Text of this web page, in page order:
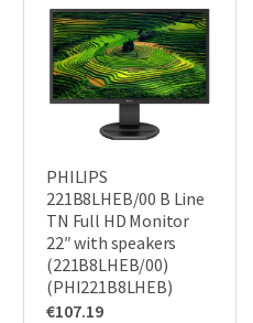
PHILIPS
221B8LHEB/00 B Line
TN Full HD Monitor
22″ with speakers
(221B8LHEB/00)
(PHI221B8LHEB)
€107.19